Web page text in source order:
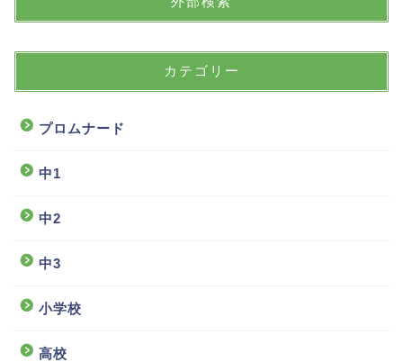
カテゴリー
プロムナード
中1
中2
中3
小学校
高校